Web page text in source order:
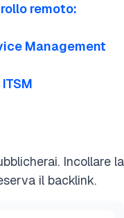
remoto:
Management
Incollare la
il backlink.